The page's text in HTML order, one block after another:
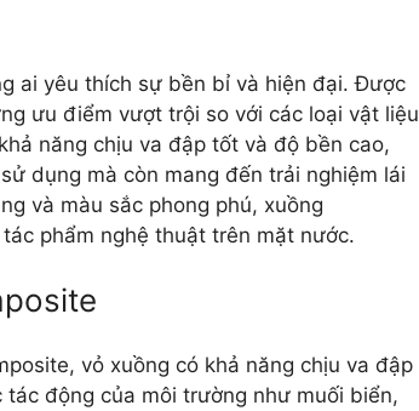
ai yêu thích sự bền bỉ và hiện đại. Được
ưu điểm vượt trội so với các loại vật liệu
năng chịu va đập tốt và độ bền cao,
dụng mà còn mang đến trải nghiệm lái
và màu sắc phong phú, xuồng
phẩm nghệ thuật trên mặt nước.
vỏ xuồng có khả năng chịu va đập
động của môi trường như muối biển,